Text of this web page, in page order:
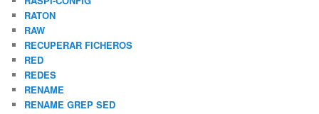
RATON
RAW
RECUPERAR FICHEROS
RED
REDES
RENAME
RENAME GREP SED